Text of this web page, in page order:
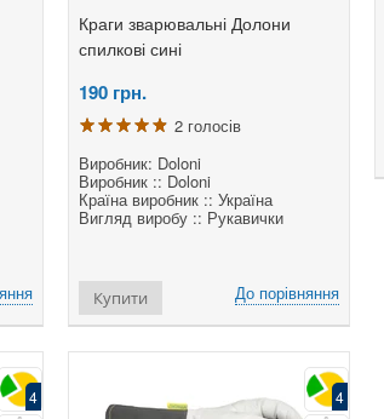
Краги зварювальні Долони
спилкові сині
190 грн.
2 голосів
Виробник: Doloni
Виробник :: Doloni
Країна виробник :: Україна
Вигляд виробу :: Рукавички
До порівняння
Купити
4 4
порівняння
Виробник: Tesla
Виробник:: Tesla-Weld
Тип:: Апарат точкового
Вигляд зварювання:: SPOT